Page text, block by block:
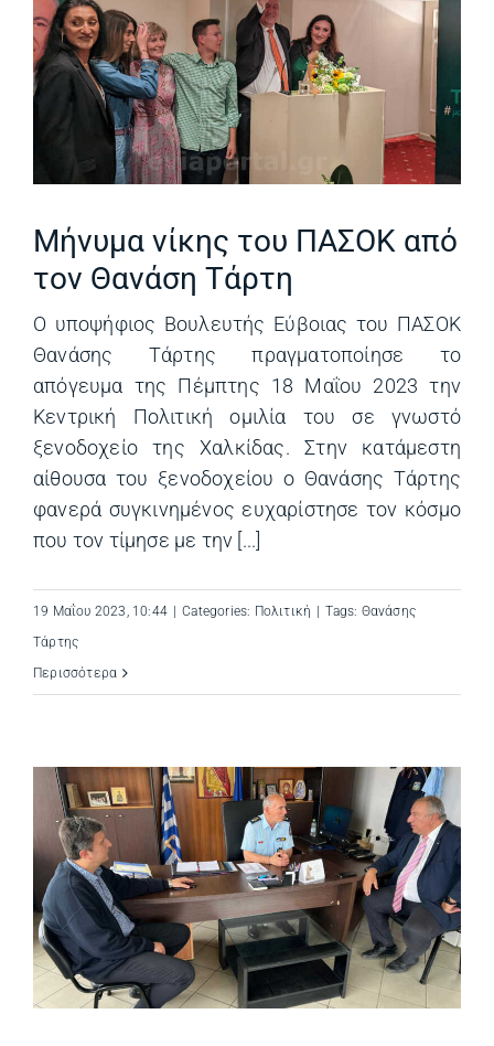
Μήνυμα νίκης του ΠΑΣΟΚ από
τον Θανάση Τάρτη
Ο υποψήφιος Βουλευτής Εύβοιας του ΠΑΣΟΚ
Θανάσης Τάρτης πραγματοποίησε το
απόγευμα της Πέμπτης 18 Μαΐου 2023 την
Κεντρική Πολιτική ομιλία του σε γνωστό
ξενοδοχείο της Χαλκίδας. Στην κατάμεστη
αίθουσα του ξενοδοχείου ο Θανάσης Τάρτης
φανερά συγκινημένος ευχαρίστησε τον κόσμο
που τον τίμησε με την [...]
19 Μαΐου 2023, 10:44 | Categories: Πολιτική | Tags: Θανάσης
Τάρτης
Περισσότερα